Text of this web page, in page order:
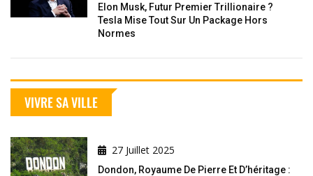
Elon Musk, Futur Premier Trillionaire ?
Tesla Mise Tout Sur Un Package Hors
Normes
VIVRE SA VILLE
27 Juillet 2025
Dondon, Royaume De Pierre Et D’héritage :